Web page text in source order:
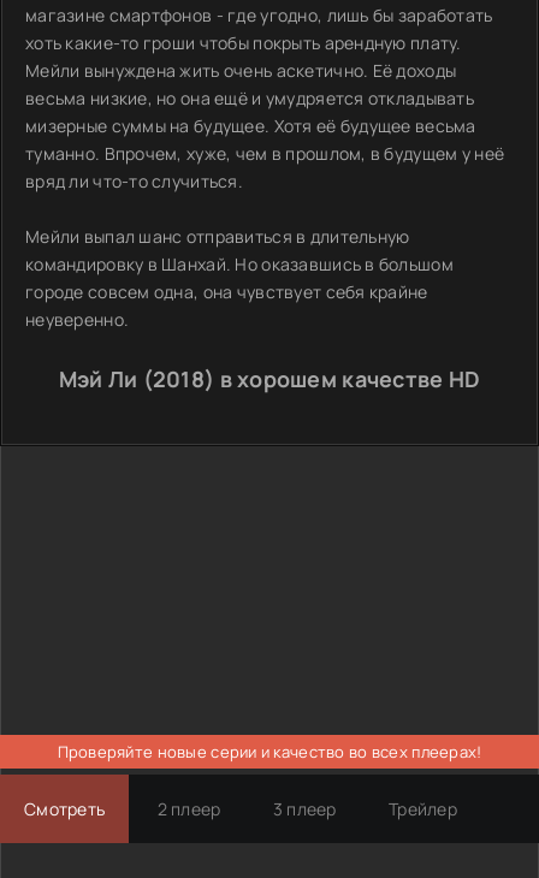
магазине смартфонов - где угодно, лишь бы заработать
хоть какие-то гроши чтобы покрыть арендную плату.
Мейли вынуждена жить очень аскетично. Её доходы
весьма низкие, но она ещё и умудряется откладывать
мизерные суммы на будущее. Хотя её будущее весьма
туманно. Впрочем, хуже, чем в прошлом, в будущем у неё
вряд ли что-то случиться.
Мейли выпал шанс отправиться в длительную
командировку в Шанхай. Но оказавшись в большом
городе совсем одна, она чувствует себя крайне
неуверенно.
Мэй Ли (2018) в хорошем качестве HD
Проверяйте новые серии и качество во всех плеерах!
Смотреть 2 плеер 3 плеер Трейлер